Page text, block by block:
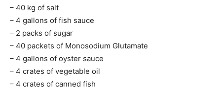
– 40 kg of salt
– 4 gallons of fish sauce
– 2 packs of sugar
– 40 packets of Monosodium Glutamate
– 4 gallons of oyster sauce
– 4 crates of vegetable oil
– 4 crates of canned fish